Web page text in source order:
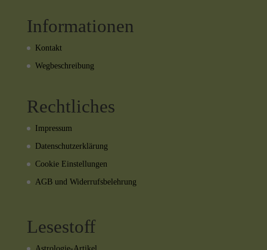
Informationen
Kontakt
Wegbeschreibung
Rechtliches
Impressum
Datenschutzerklärung
Cookie Einstellungen
AGB und Widerrufsbelehrung
Lesestoff